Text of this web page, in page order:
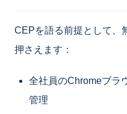
CEPを語る前提として、
押さえます：
全社員のChromeブラ
管理